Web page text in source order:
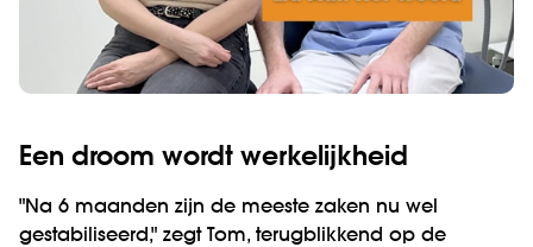
Een droom wordt werkelijkheid
"Na 6 maanden zijn de meeste zaken nu wel
gestabiliseerd," zegt Tom, terugblikkend op de